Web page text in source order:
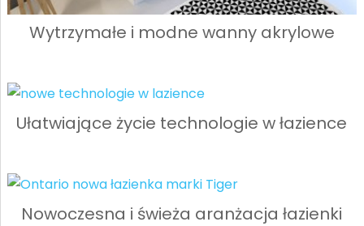
Wytrzymałe i modne wanny akrylowe
Ułatwiające życie technologie w łazience
Nowoczesna i świeża aranżacja łazienki